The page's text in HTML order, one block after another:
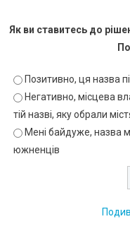
Як ви ставитесь до
Позитивно, ця назва
Негативно, місцева
тій назві, яку обрали
Мені байдуже, назва
южненців